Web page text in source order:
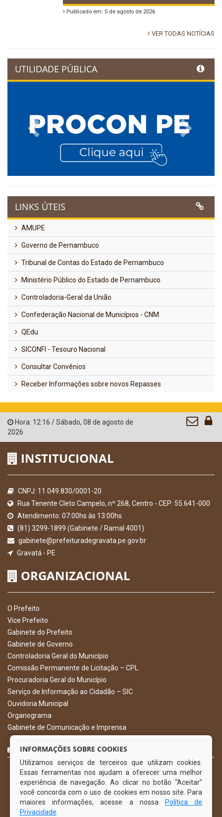
Publicado em: 5 de agosto de 2026
VER TODAS NOTÍCIAS
UTILIDADE PÚBLICA
Previous
LINKS ÚTEIS
AMUPE
Governo de Pernambuco
Tribunal de Contas do Estado de Pernambuco
Ministério Público do Estado de Pernambuco
Controladoria-Geral da União
Confederação Nacional de Municípios - CNM
QEdu
SICONFI - Tesouro Nacional
Consultar Convênios
Receber Informações sobre novos Repasses
Hora: 12:16 /Sábado, 08 de agosto de
2026
INSTITUCIONAL
CNPJ: 11.049.830/0001-20
Rua Tenente Cleto Campelo, nº 268, Centro - CEP: 55.641-000
Atendimento: 07:00hs às 13:00hs
(81) 3299-1899 (Gabinete / Ramal 4001)
gabinete@prefeituradegravata.pe.gov.br
Gravatá - PE
ORGANIZACIONAL
O Prefeito
Vice Prefeito
Gabinete do Prefeito
Gabinete de Governo
Controladoria Geral do Município
Comissão Permanente de Licitação – CPL
Procuradoria Geral do Município
Serviço de Informação ao Cidadão – SIC
Ouvidoria Municipal
Organograma
Gabinete de Comunicação e Imprensa
CURTA NOSSA FAN PAGE
INFORMAÇÕES SOBRE COOKIES
Utilizamos serviços de terceiros que utilizam cookies.
Essas ferramentas nos ajudam a oferecer uma melhor
experiência de navegação. Ao clicar no botão “Aceitar”
você concorda com o uso de cookies em nosso site. Para
maiores informações, acesse a nossa
Política de
Privacidade